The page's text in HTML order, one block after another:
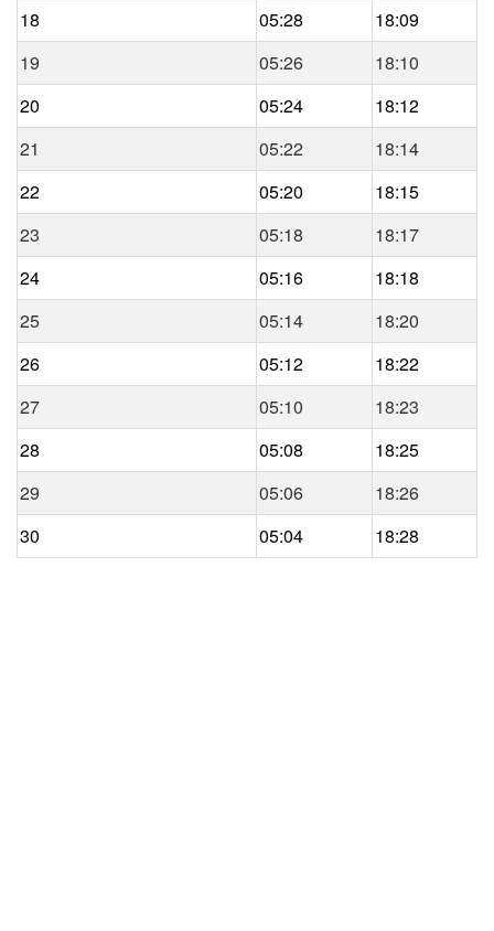
18
05:28
18:09
19
05:26
18:10
20
05:24
18:12
21
05:22
18:14
22
05:20
18:15
23
05:18
18:17
24
05:16
18:18
25
05:14
18:20
26
05:12
18:22
27
05:10
18:23
28
05:08
18:25
29
05:06
18:26
30
05:04 18:28